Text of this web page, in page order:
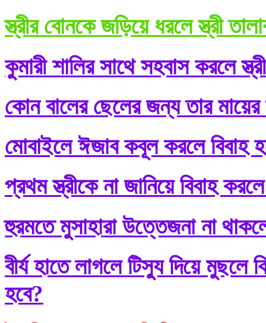
স্ত্রীর বোনকে জড়িয়ে ধরলে স্ত্রী
কুমারী শালির সাথে সহবাস করলে
কোন বালের ছেলের জন্য তার মায়ের
মোবাইলে ঈজাব কবূল করলে বিবাহ
প্রথম স্ত্রীকে না জানিয়ে বিবাহ
হুরমতে মুসাহারা উত্তেজনা না
বীর্য হাতে লাগলে টিস্যু দিয়ে
হবে?